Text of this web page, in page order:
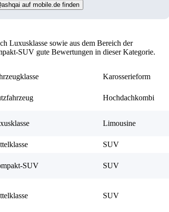
auf mobile.de finden
Luxusklasse sowie aus dem Bereich der
SUV gute Bewertungen in dieser Kategorie.
Karosserieform
Hochdachkombi
Limousine
SUV
SUV SUV
SUV